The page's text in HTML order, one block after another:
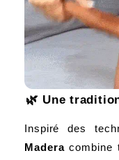
🌿 Une
Madera combine